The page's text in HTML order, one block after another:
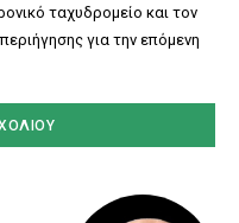
ταχυδρομείο και τον
για την επόμενη